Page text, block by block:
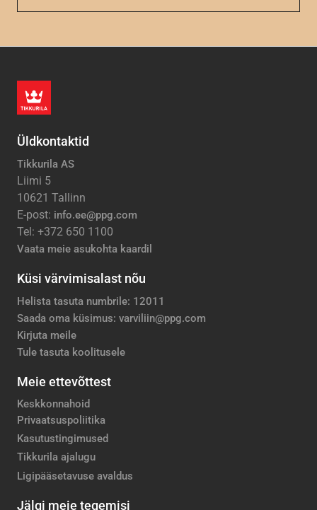
Üldkontaktid
Tikkurila AS
Liimi 5
10621 Tallinn
E-post: info.ee@ppg.com
Tel: +372 650 1100
Vaata meie asukohta kaardil
Küsi värvimisalast nõu
Helista tasuta numbrile: 12011
Saada oma küsimus: varviliin@ppg.com
Kirjuta meile
Tule tasuta koolitusele
Meie ettevõttest
Keskkonnahoid
Privaatsuspoliitika
Kasutustingimused
Tikkurila ajalugu
Ligipääsetavuse avaldus
Jälgi meie tegemisi